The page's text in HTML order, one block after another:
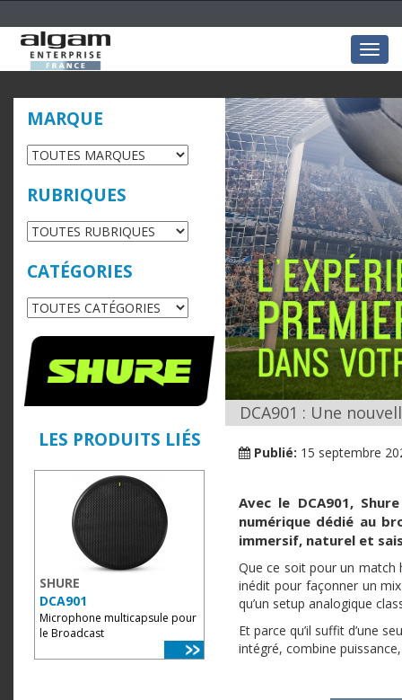
MARQUE
RUBRIQUES
CATÉGORIES
LES PRODUITS LIÉS
SHURE
DCA901
Microphone multicapsule pour
le Broadcast
DCA901 : Une
Publié: 15 septembre
Avec le DCA901,
numérique dédié au
immersif, naturel et
Que ce soit pour un match
inédit pour façonner un
qu’un setup analogique
Et parce qu’il suffit d’une
intégré, combine